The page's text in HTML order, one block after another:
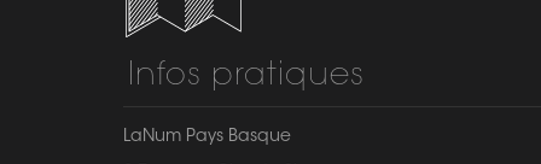
Infos pratiques
LaNum Pays Basque